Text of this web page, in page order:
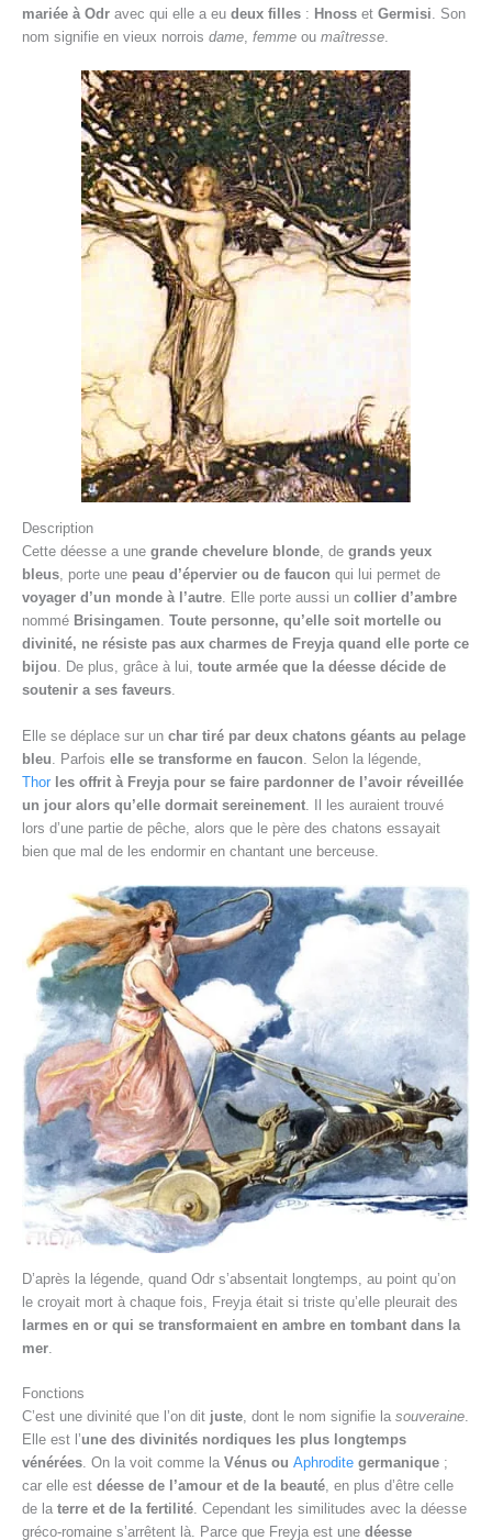
mariée à Odr avec qui elle a eu deux filles : Hnoss et Germisi . Son
nom signifie en vieux norrois dame femme ou maîtresse
Description
Cette déesse a une grande chevelure blonde, de grands yeux
bleus, porte une peau d’épervier ou de faucon qui lui permet de
voyager d’un monde à l’autre. Elle porte aussi un collier d’ambre
nommé Brisingamen. Toute personne, qu’elle soit mortelle ou
divinité, ne résiste pas aux charmes de Freyja quand elle porte ce
bijou. De plus, grâce à lui, toute armée que la déesse décide de
soutenir a ses faveurs.
Elle se déplace sur un char tiré par deux chatons géants au pelage
bleu . Parfois elle se transforme en faucon . Selon la légende,
Thor les offrit à Freyja pour se faire pardonner de l’avoir réveillée
un jour alors qu’elle dormait sereinement . Il les auraient trouvé
lors d’une partie de pêche, alors que le père des chatons essayait
bien que mal de les endormir en chantant une berceuse.
D’après la légende, quand Odr s’absentait longtemps, au point qu’on
le croyait mort à chaque fois, Freyja était si triste qu’elle pleurait des
larmes en or qui se transformaient en ambre en tombant dans la
mer
Fonctions
C’est une divinité que l’on dit juste, dont le nom signifie la souveraine.
Elle est l’une des divinités nordiques les plus longtemps
vénérées. On la voit comme la Vénus ou Aphrodite germanique ;
car elle est déesse de l’amour et de la beauté, en plus d’être celle
de la terre et de la fertilité. Cependant les similitudes avec la déesse
gréco-romaine s’arrêtent là. Parce que Freyja est une déesse